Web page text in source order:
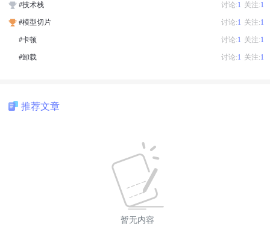
#技术栈 讨论:1 关注:1
#模型切片 讨论:1 关注:1
#卡顿 讨论:1 关注:1
#卸载 讨论:1 关注:1
推荐文章
暂无内容